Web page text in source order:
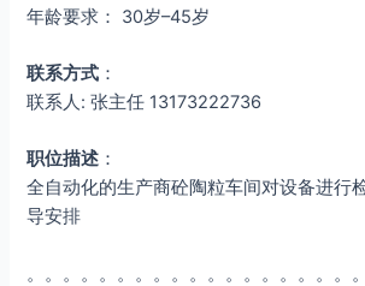
年龄要求： 30岁–45岁
联系方式 ：
联系人: 张主任 13173222736
职位描述 ：
全自动化的生产商砼陶粒车间对设备进行
导安排
。。。。。。。。。。。。。。。。。。